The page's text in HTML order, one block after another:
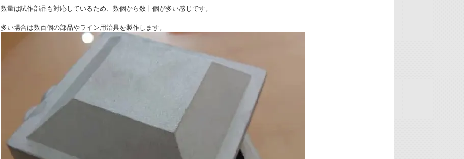
数量は試作部品も対応しているため、数個から数十個が多い感じです。
多い場合は数百個の部品やライン用治具を製作します。